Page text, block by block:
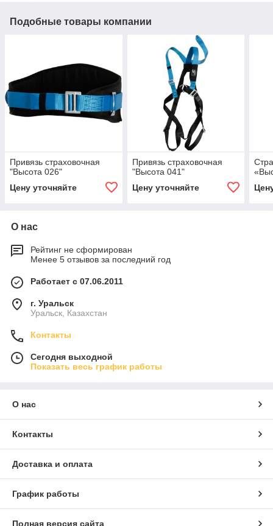
Подобные товары компании
Привязь страховочная
"Высота 026"
Цену уточняйте
Привязь страховочная
"Высота 041"
Цену уточняйте
О нас
Рейтинг не сформирован
Менее 5 отзывов за последний год
Работает с 07.06.2011
г. Уральск
Уральск, Казахстан
Контакты
Сегодня выходной
Показать весь график работы
О нас
Контакты
Доставка и оплата
График работы
Полная версия сайта